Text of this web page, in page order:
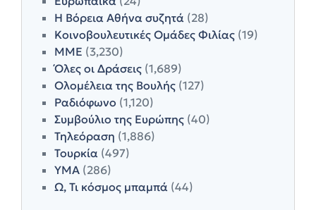
Η Βόρεια Αθήνα συζητά (28)
Κοινοβουλευτικές Ομάδες Φιλίας (19)
ΜΜΕ (3,230)
Όλες οι Δράσεις (1,689)
Ολομέλεια της Βουλής (127)
Ραδιόφωνο (1,120)
Συμβούλιο της Ευρώπης (40)
Τηλεόραση (1,886)
Τουρκία (497)
ΥΜΑ (286)
Ω, Τι κόσμος μπαμπά (44)